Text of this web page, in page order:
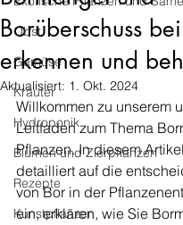
Obst
Gemüse
Kräuter
Hydroponik
Blumen und Zierpflanzen
Rezepte
Kunstpflanzen
Borüberschuss
erkennen und
Aktualisiert: 1. Okt. 2024
Willkommen zu unserem
Leitfaden zum Thema
Pflanzen. In diesem
detailliert auf die
von Bor in der
ein, erklären, wie Sie